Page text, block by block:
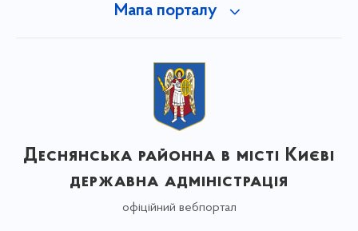
Мапа порталу
Деснянська районна в місті Києві
державна адміністрація
офіційний вебпортал